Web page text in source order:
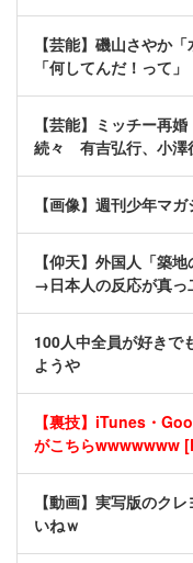
【芸能】磯山さやか
「何してんだ！って」
【芸能】ミッチー再
続々 有吉弘行、小澤
【画像】週刊少年マ
【仰天】外国人「築
→日本人の反応が真っ
100人中全員が好きで
ようや
【裏技】iTunes・
がこちらwwwwwww
【動画】実写版のク
いねｗ